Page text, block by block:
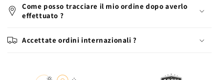
Come posso tracciare il mio ordine dopo averlo
effettuato ?
Accettate ordini internazionali ?